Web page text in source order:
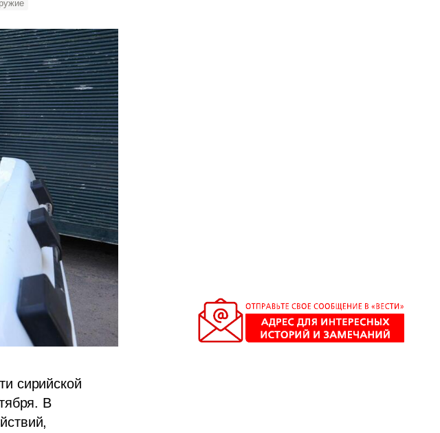
сирийской
В